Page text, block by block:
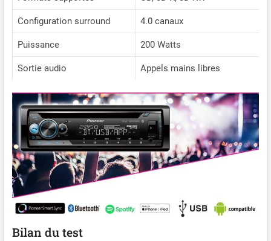
Configuration surround 4.0 canaux
Puissance 200 Watts
Sortie audio Appels mains libres
Bilan du test